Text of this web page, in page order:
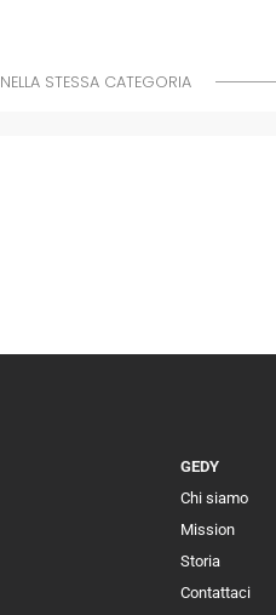
NELLA STESSA CATEGORIA
GEDY
Chi siamo
Mission
Storia
Contattaci